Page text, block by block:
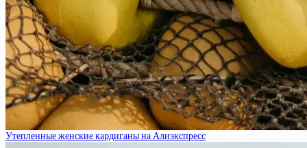
Утепленные женские кардиганы на Алиэкспресс